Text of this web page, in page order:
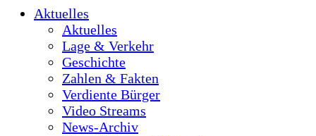
Aktuelles
Aktuelles
Lage & Verkehr
Geschichte
Zahlen & Fakten
Verdiente Bürger
Video Streams
News-Archiv